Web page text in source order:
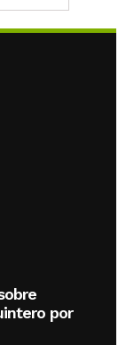
por